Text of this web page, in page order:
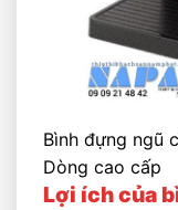
Bình đựng ngũ
Dòng cao cấp
Lợi ích của